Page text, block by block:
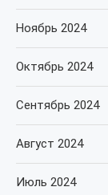
Ноябрь 2024
Октябрь 2024
Сентябрь 2024
Август 2024
Июль 2024